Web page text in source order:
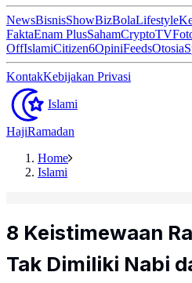
NewsBisnisShowBizBolaLifestyle
FaktaEnam PlusSahamCryptoTV
OffIslamiCitizen6OpiniFeedsOtosia
KontakKebijakan Privasi
Islami
HajiRamadan
Home
Islami
8 Keistimewaan
Tak Dimiliki Nabi